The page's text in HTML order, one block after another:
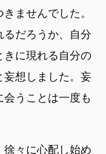
ませんでした。
るだろうか、自分
きに現れる自分の
妄想しました。妄
うことは一度も
々に心配し始め